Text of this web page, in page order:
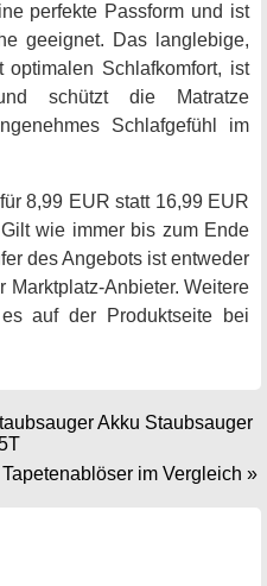
perfekte Passform und ist
geeignet. Das langlebige,
optimalen Schlafkomfort, ist
schützt die Matratze
Schlafgefühl im
für 8,99 EUR statt 16,99 EUR
wie immer bis zum Ende
des Angebots ist entweder
Marktplatz-Anbieter. Weitere
auf der Produktseite bei
Akku Staubsauger
im Vergleich »